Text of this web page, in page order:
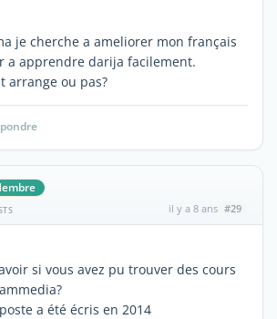
je cherche a ameliorer mon français
a apprendre darija facilement.
arrange ou pas?
il y a 8 ans #29
si vous avez pu trouver des cours
a été écris en 2014